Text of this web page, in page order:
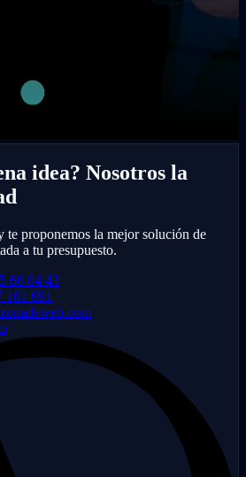
idea? Nosotros la
te proponemos la mejor solución de
a tu presupuesto.
66 04 43
161 691